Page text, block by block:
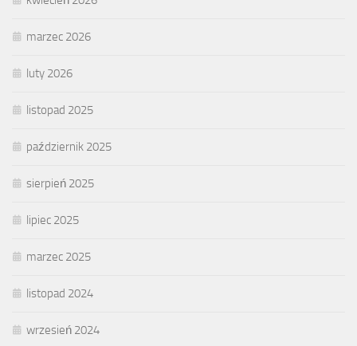
marzec 2026
luty 2026
listopad 2025
październik 2025
sierpień 2025
lipiec 2025
marzec 2025
listopad 2024
wrzesień 2024